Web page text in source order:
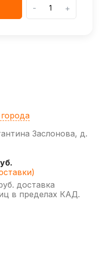
- +
Заслонова, д.
доставка
в пределах КАД.